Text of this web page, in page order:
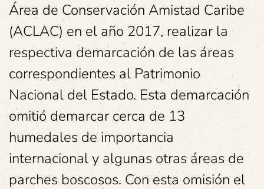
Área de Conservación Amistad Caribe
(ACLAC) en el año 2017, realizar la
respectiva demarcación de las áreas
correspondientes al Patrimonio
Nacional del Estado. Esta demarcación
omitió demarcar cerca de 13
humedales de importancia
internacional y algunas otras áreas de
parches boscosos. Con esta omisión el